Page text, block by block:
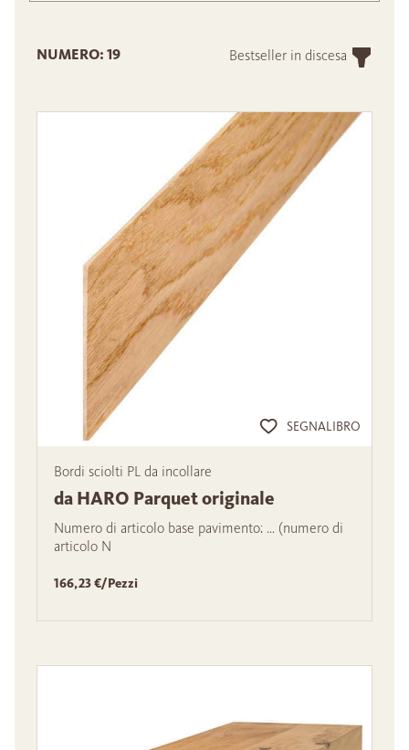
NUMERO: 19 Bestseller in discesa
SEGNALIBRO
Bordi sciolti PL da incollare
da HARO Parquet originale
Numero di articolo base pavimento: ... (numero di
articolo N
166,23 €/Pezzi